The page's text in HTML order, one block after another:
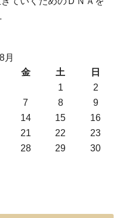
月
金 土
日
1
2
7 8
9
14 15
16
21 22
23
28 29
30